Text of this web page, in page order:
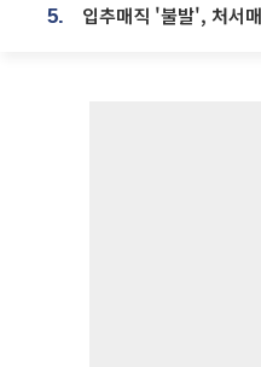
5. 입추매직 '불발', 처서